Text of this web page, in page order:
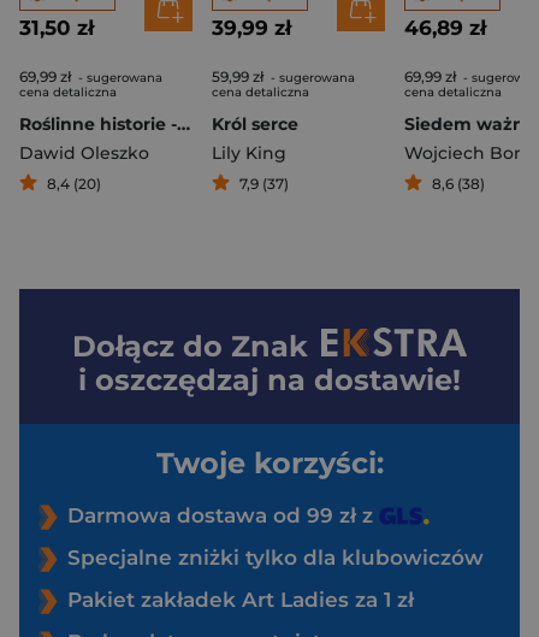
31,50 zł
69,99 zł - sugerowana
cena detaliczna
Roślinne historie - planer
Dawid Oleszko
8,4 (20)
39,99 zł
59,99 zł - sugerowana
cena detaliczna
Król serce
Lily King
7,9 (37)
46,89 zł
69,99 zł -
cena detaliczna
8,6 (38)
Dołącz do Znak
i oszczędzaj na dostawie!
Twoje korzyści:
Darmowa dostawa od 99 zł z
Specjalne zniżki tylko dla klubowiczów
Pakiet zakładek Art Ladies za 1 zł